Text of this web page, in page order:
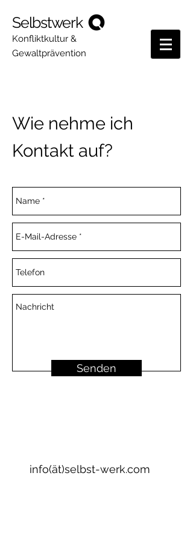
Selbstwerk
Konfliktkultur &
Gewaltprävention
Wie nehme ich
Kontakt auf?
Senden
info(ät)selbst-werk.com